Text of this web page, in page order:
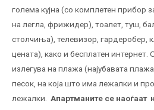
голема кујна (со комплетен прибор
на легла, фрижидер), тоалет, туш,
столчиња), телевизор, гардеробер,
цената), како и бесплатен
излегува на плажа (најубавата
песок, на која што има лежалки и
лежалки. Апартманите се наоѓаат